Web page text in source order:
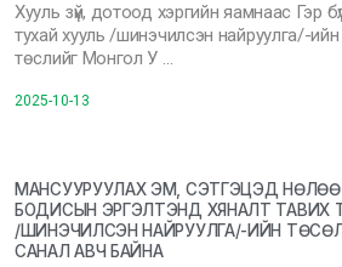
Хууль зүй, дотоод хэргийн яамнаас Гэр
тухай хууль /шинэчилсэн найруулга/-ийн
төслийг Монгол У …
2025-10-13
МАНСУУРУУЛАХ ЭМ, СЭТГЭЦЭД
БОДИСЫН ЭРГЭЛТЭНД ХЯНАЛТ ТАВИХ
/ШИНЭЧИЛСЭН НАЙРУУЛГА/-ИЙН
САНАЛ АВЧ БАЙНА